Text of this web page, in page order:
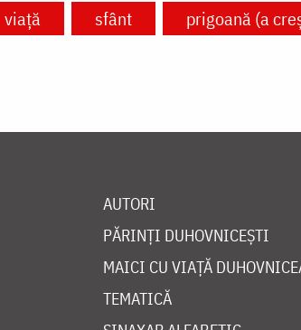
viață sfânt prigoană (a
AUTORI
PĂRINȚI DUHOVNICEȘTI
MAICI CU VIAȚĂ
TEMATICĂ